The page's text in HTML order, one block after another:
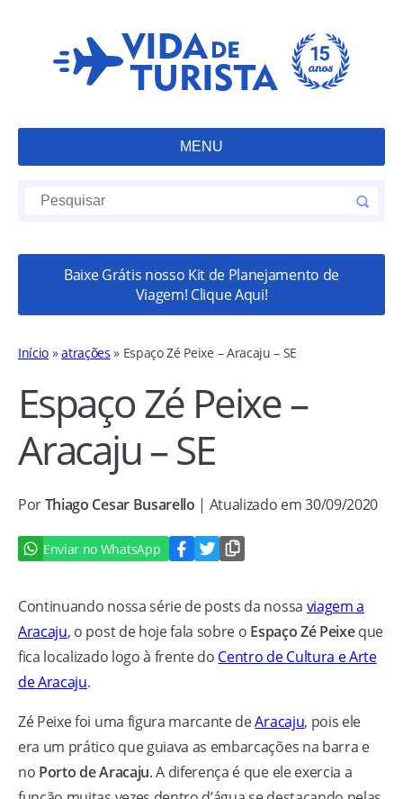
MENU
Baixe Grátis nosso Kit de Planejamento de
Viagem! Clique Aqui!
Início »atrações » Espaço Zé Peixe – Aracaju – SE
Espaço Zé Peixe –
Aracaju – SE
PorThiago Cesar Busarello | Atualizado em 30/09/2020
Enviar no WhatsApp
Continuando nossa série de posts da nossa viagem a
Aracaju, o post de hoje fala sobre o Espaço Zé Peixeque
fica localizado logo à frente do Centro de Cultura e Arte
de Aracaju.
Zé Peixe foi uma figura marcante deAracaju, pois ele
era um prático que guiava as embarcações na barra e
no Porto de Aracaju. A diferença é que ele exercia a